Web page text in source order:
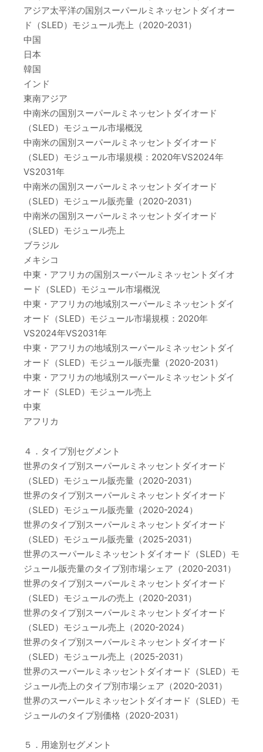
アジア太平洋の国別スーパールミネッセントダイオー
ド（SLED）モジュール売上（2020-2031）
中国
日本
韓国
インド
東南アジア
中南米の国別スーパールミネッセントダイオード
（SLED）モジュール市場概況
中南米の国別スーパールミネッセントダイオード
（SLED）モジュール市場規模：2020年VS2024年
VS2031年
中南米の国別スーパールミネッセントダイオード
（SLED）モジュール販売量（2020-2031）
中南米の国別スーパールミネッセントダイオード
（SLED）モジュール売上
ブラジル
メキシコ
中東・アフリカの国別スーパールミネッセントダイオ
ード（SLED）モジュール市場概況
中東・アフリカの地域別スーパールミネッセントダイ
オード（SLED）モジュール市場規模：2020年
VS2024年VS2031年
中東・アフリカの地域別スーパールミネッセントダイ
オード（SLED）モジュール販売量（2020-2031）
中東・アフリカの地域別スーパールミネッセントダイ
オード（SLED）モジュール売上
中東
アフリカ
４．タイプ別セグメント
世界のタイプ別スーパールミネッセントダイオード
（SLED）モジュール販売量（2020-2031）
世界のタイプ別スーパールミネッセントダイオード
（SLED）モジュール販売量（2020-2024）
世界のタイプ別スーパールミネッセントダイオード
（SLED）モジュール販売量（2025-2031）
世界のスーパールミネッセントダイオード（SLED）モ
ジュール販売量のタイプ別市場シェア（2020-2031）
世界のタイプ別スーパールミネッセントダイオード
（SLED）モジュールの売上（2020-2031）
世界のタイプ別スーパールミネッセントダイオード
（SLED）モジュール売上（2020-2024）
世界のタイプ別スーパールミネッセントダイオード
（SLED）モジュール売上（2025-2031）
世界のスーパールミネッセントダイオード（SLED）モ
ジュール売上のタイプ別市場シェア（2020-2031）
世界のスーパールミネッセントダイオード（SLED）モ
ジュールのタイプ別価格（2020-2031）
５．用途別セグメント